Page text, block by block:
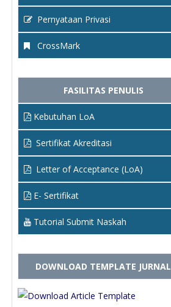
Pernyataan Privasi
CrossMark
FASILITAS PENULIS
Kebutuhan LoA
Sertifikat Akreditasi
Letter of Acceptance (LoA)
E- Sertifikat
Tutorial Submit Naskah
DOWNLOAD TEMPLATE JURNAL